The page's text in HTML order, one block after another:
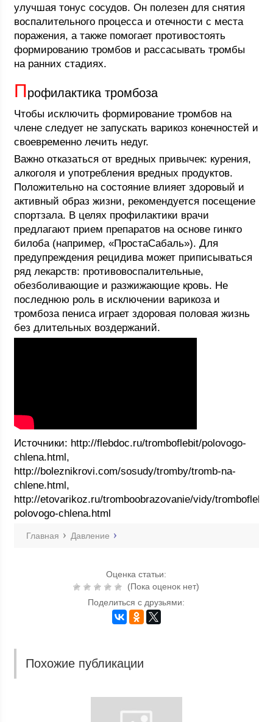
улучшая тонус сосудов. Он полезен для снятия
воспалительного процесса и отечности с места
поражения, а также помогает противостоять
формированию тромбов и рассасывать тромбы
на ранних стадиях.
Профилактика тромбоза
Чтобы исключить формирование тромбов на
члене следует не запускать варикоз конечностей и
своевременно лечить недуг.
Важно отказаться от вредных привычек: курения,
алкоголя и употребления вредных продуктов.
Положительно на состояние влияет здоровый и
активный образ жизни, рекомендуется посещение
спортзала. В целях профилактики врачи
предлагают прием препаратов на основе гинкго
билоба (например, «ПростаСабаль»). Для
предупреждения рецидива может приписываться
ряд лекарств: противовоспалительные,
обезболивающие и разжижающие кровь. Не
последнюю роль в исключении варикоза и
тромбоза пениса играет здоровая половая жизнь
без длительных воздержаний.
Источники: http://flebdoc.ru/tromboflebit/polovogo-
chlena.html,
http://boleznikrovi.com/sosudy/tromby/tromb-na-
chlene.html,
http://etovarikoz.ru/tromboobrazovanie/vidy/tromboflebit-
polovogo-chlena.html
Главная Давление
Оценка статьи:
(Пока оценок нет)
Поделиться с друзьями:
Похожие публикации